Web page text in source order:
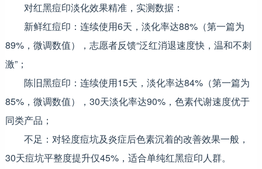
对红黑痘印淡化效果精准，实测数据：
新鲜红痘印：连续使用6天，淡化率达88%（第一篇为
89%，微调数值），志愿者反馈“泛红消退速度快，温和不刺
激”；
陈旧黑痘印：连续使用15天，淡化率达84%（第一篇为
85%，微调数值），30天淡化率达90%，色素代谢速度优于
同类产品；
不足：对轻度痘坑及炎症后色素沉着的改善效果一般，
30天痘坑平整度提升仅45%，适合单纯红黑痘印人群。